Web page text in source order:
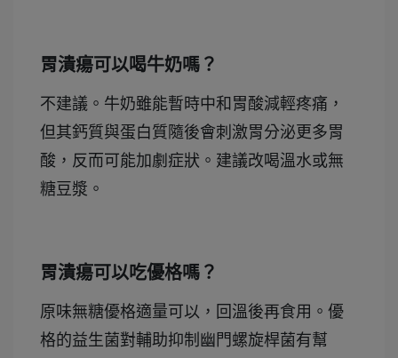
胃潰瘍可以喝牛奶嗎？
不建議。牛奶雖能暫時中和胃酸減輕疼痛，
但其鈣質與蛋白質隨後會刺激胃分泌更多胃
酸，反而可能加劇症狀。建議改喝溫水或無
糖豆漿。
胃潰瘍可以吃優格嗎？
原味無糖優格適量可以，回溫後再食用。優
格的益生菌對輔助抑制幽門螺旋桿菌有幫